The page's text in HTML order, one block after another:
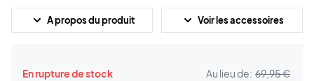
A propos du produit Voir les accessoires
En rupture de stock Au lieu de: 69,95 €